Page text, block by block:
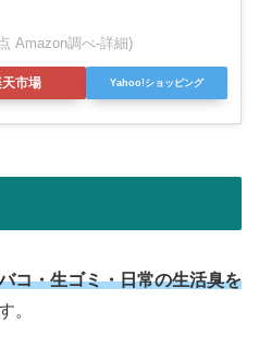
Amazon調べ-詳細)
天市場 Yahoo!ショッピング
コ・生ゴミ・日常の生活臭を
。